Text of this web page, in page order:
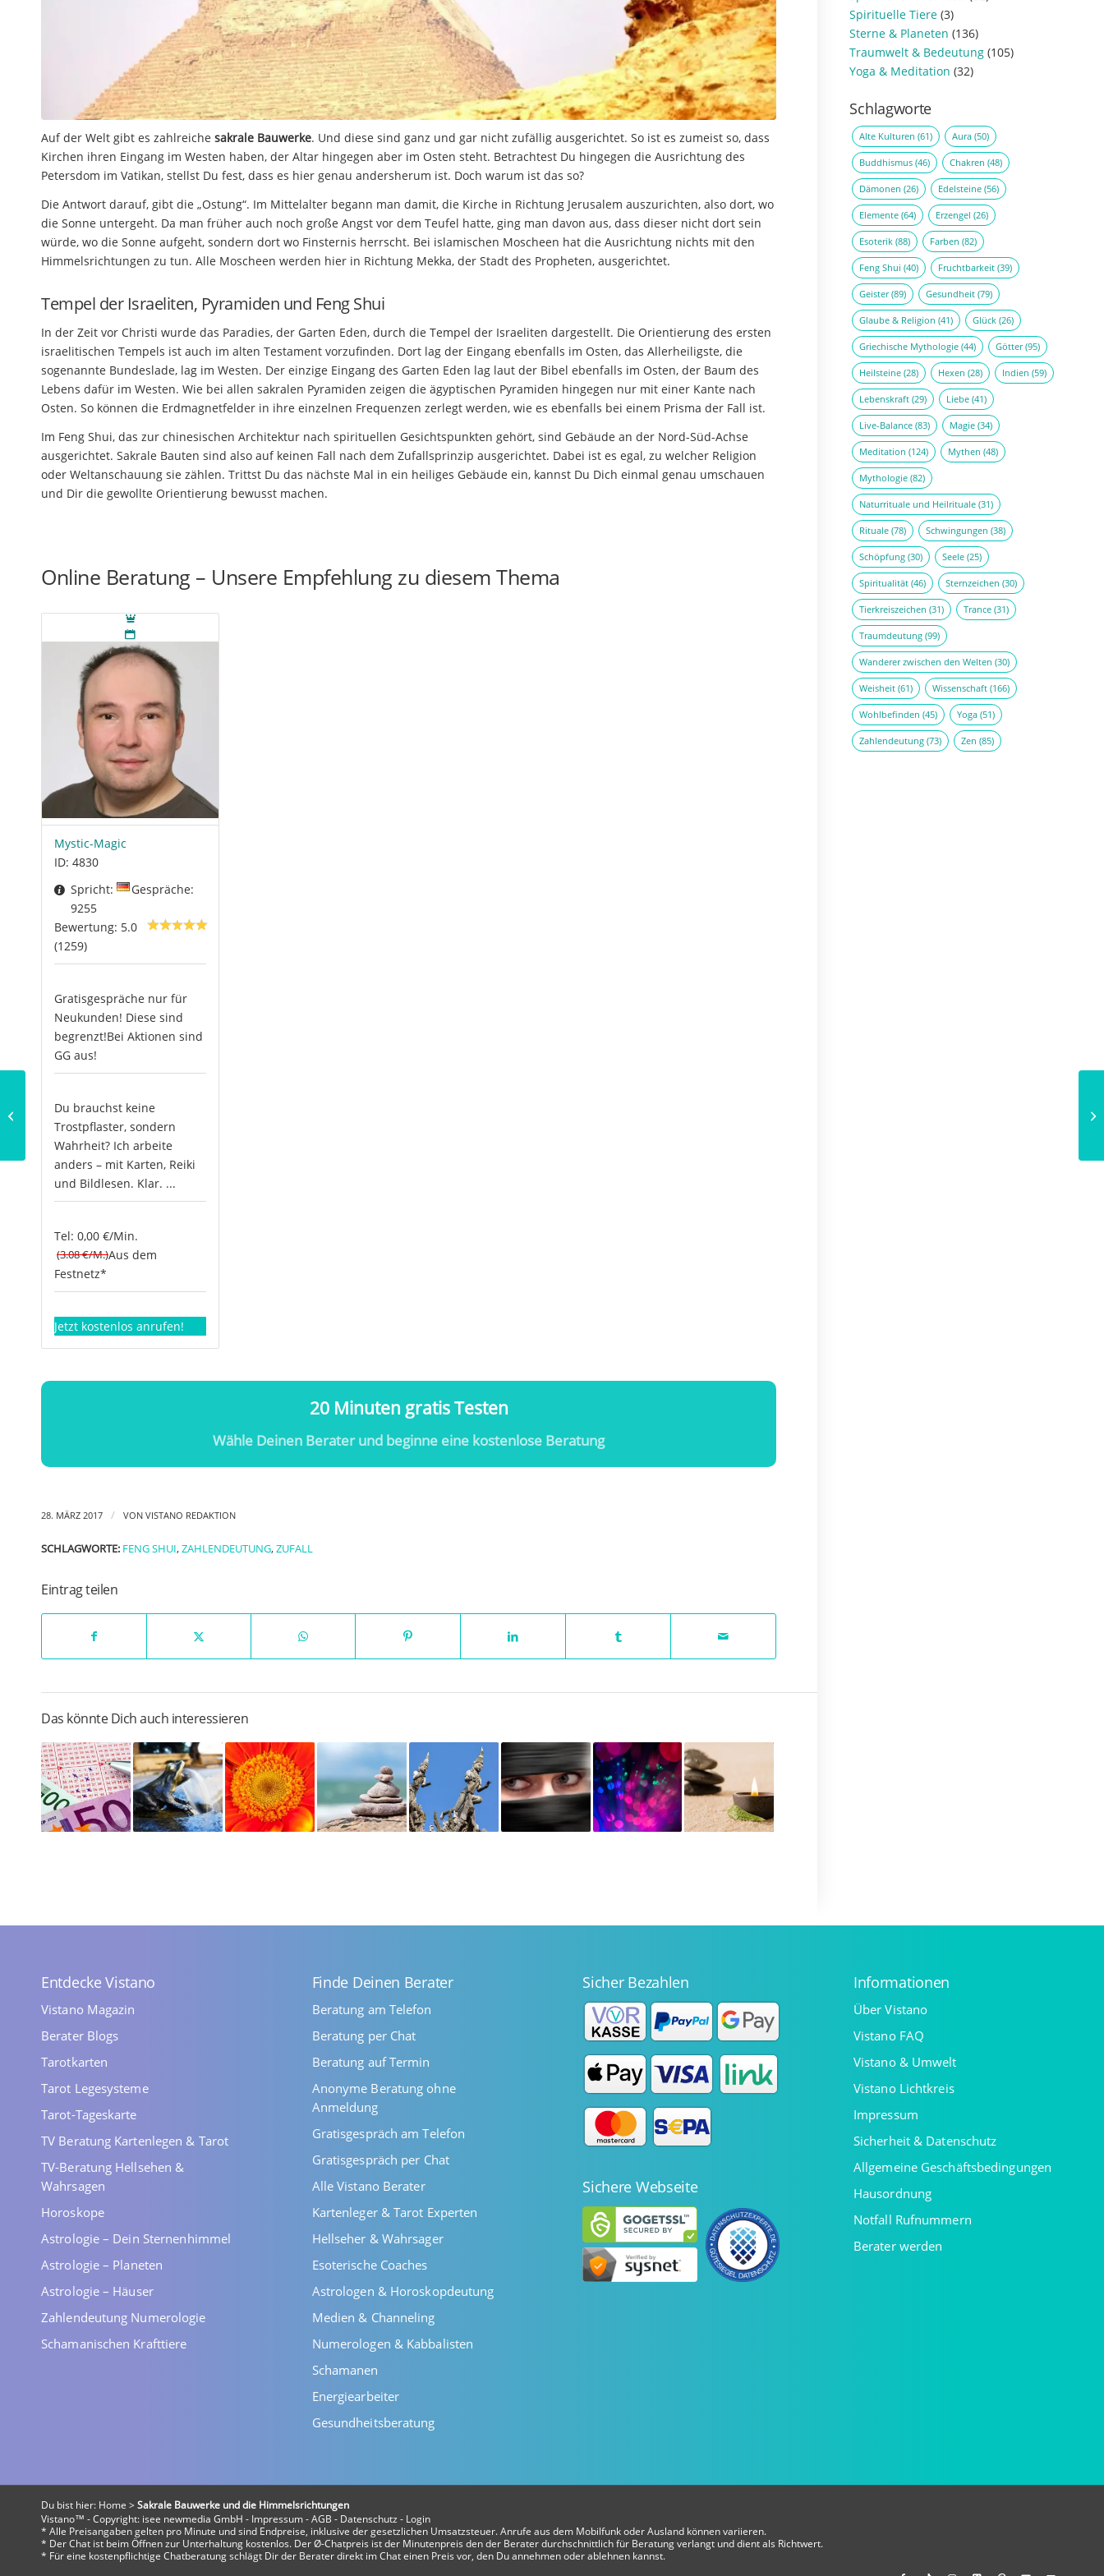
Auf der Welt gibt es zahlreiche sakrale Bauwerke. Und diese sind ganz und gar nicht zufällig ausgerichtet. So ist es zumeist so, dass
Kirchen ihren Eingang im Westen haben, der Altar hingegen aber im Osten steht. Betrachtest Du hingegen die Ausrichtung des
Petersdom im Vatikan, stellst Du fest, dass es hier genau andersherum ist. Doch warum ist das so?
Die Antwort darauf, gibt die „Ostung“. Im Mittelalter begann man damit, die Kirche in Richtung Jerusalem auszurichten, also dort, wo
die Sonne untergeht. Da man früher auch noch große Angst vor dem Teufel hatte, ging man davon aus, dass dieser nicht dort sein
würde, wo die Sonne aufgeht, sondern dort wo Finsternis herrscht. Bei islamischen Moscheen hat die Ausrichtung nichts mit den
Himmelsrichtungen zu tun. Alle Moscheen werden hier in Richtung Mekka, der Stadt des Propheten, ausgerichtet.
Tempel der Israeliten, Pyramiden und Feng Shui
In der Zeit vor Christi wurde das Paradies, der Garten Eden, durch die Tempel der Israeliten dargestellt. Die Orientierung des ersten
israelitischen Tempels ist auch im alten Testament vorzufinden. Dort lag der Eingang ebenfalls im Osten, das Allerheiligste, die
sogenannte Bundeslade, lag im Westen. Der einzige Eingang des Garten Eden lag laut der Bibel ebenfalls im Osten, der Baum des
Lebens dafür im Westen. Wie bei allen sakralen Pyramiden zeigen die ägyptischen Pyramiden hingegen nur mit einer Kante nach
Osten. So können die Erdmagnetfelder in ihre einzelnen Frequenzen zerlegt werden, wie es ebenfalls bei einem Prisma der Fall ist.
Im Feng Shui, das zur chinesischen Architektur nach spirituellen Gesichtspunkten gehört, sind Gebäude an der Nord-Süd-Achse
ausgerichtet. Sakrale Bauten sind also auf keinen Fall nach dem Zufallsprinzip ausgerichtet. Dabei ist es egal, zu welcher Religion
oder Weltanschauung sie zählen. Trittst Du das nächste Mal in ein heiliges Gebäude ein, kannst Du Dich einmal genau umschauen
und Dir die gewollte Orientierung bewusst machen.
Online Beratung – Unsere Empfehlung zu diesem Thema
Mystic-Magic
ID: 4830
Spricht:
Gespräche:
9255
Bewertung: 5.0
(1259)
Gratisgespräche nur für
Neukunden! Diese sind
begrenzt!Bei Aktionen sind
GG aus!
Du brauchst keine
Trostpflaster, sondern
Wahrheit? Ich arbeite
anders – mit Karten, Reiki
und Bildlesen. Klar. ...
Tel: 0,00 €/Min.
(3.08 €/M.)Aus dem
Festnetz*
Jetzt kostenlos anrufen!
20 Minuten gratis Testen
Wähle Deinen Berater und beginne eine kostenlose Beratung
28. MÄRZ 2017 / VON VISTANO REDAKTION
SCHLAGWORTE: FENG SHUI,ZAHLENDEUTUNG,ZUFALL
Eintrag teilen
Das könnte Dich auch interessieren
Spirituelle Tiere (3)
Sterne & Planeten (136)
Traumwelt & Bedeutung (105)
Yoga & Meditation (32)
Schlagworte
Alte Kulturen (61) Aura (50)
Buddhismus (46) Chakren (48)
Dämonen (26) Edelsteine (56)
Elemente (64) Erzengel (26)
Esoterik (88) Farben (82)
Feng Shui (40) Fruchtbarkeit (39)
Geister(89) Gesundheit (79)
Glaube & Religion (41) Glück (26)
Griechische Mythologie (44) Götter(95)
Heilsteine (28) Hexen (28) Indien (59)
Lebenskraft (29) Liebe (41)
Live-Balance (83) Magie (34)
Meditation (124) Mythen (48)
Mythologie (82)
Naturrituale und Heilrituale (31)
Rituale (78) Schwingungen (38)
Schöpfung (30) Seele (25)
Spiritualität (46) Sternzeichen (30)
Tierkreiszeichen (31) Trance (31)
Traumdeutung (99)
Wanderer zwischen den Welten (30)
Weisheit (61) Wissenschaft (166)
Wohlbefinden (45) Yoga (51)
Zahlendeutung (73) Zen (85)
Entdecke Vistano
Vistano Magazin
Berater Blogs
Tarotkarten
Tarot Legesysteme
Tarot-Tageskarte
TV Beratung Kartenlegen & Tarot
TV-Beratung Hellsehen &
Wahrsagen
Horoskope
Astrologie – Dein Sternenhimmel
Astrologie – Planeten
Astrologie – Häuser
Zahlendeutung Numerologie
Schamanischen Krafttiere
Finde Deinen Berater
Beratung am Telefon
Beratung per Chat
Beratung auf Termin
Anonyme Beratung ohne
Anmeldung
Gratisgespräch am Telefon
Gratisgespräch per Chat
Alle Vistano Berater
Kartenleger & Tarot Experten
Hellseher & Wahrsager
Esoterische Coaches
Astrologen & Horoskopdeutung
Medien & Channeling
Numerologen & Kabbalisten
Schamanen
Energiearbeiter
Gesundheitsberatung
Sicher Bezahlen
Sichere Webseite
Informationen
Über Vistano
Vistano FAQ
Vistano & Umwelt
Vistano Lichtkreis
Impressum
Sicherheit & Datenschutz
Allgemeine Geschäftsbedingungen
Hausordnung
Notfall Rufnummern
Berater werden
Du bist hier: Home > Sakrale Bauwerke und die Himmelsrichtungen
Vistano™ - Copyright: isee newmedia GmbH - Impressum-AGB - Datenschutz - Login
* Alle Preisangaben gelten pro Minute und sind Endpreise, inklusive der gesetzlichen Umsatzsteuer. Anrufe aus dem Mobilfunk oder Ausland können variieren.
* Der Chat ist beim Öffnen zur Unterhaltung kostenlos. Der Ø-Chatpreis ist der Minutenpreis den der Berater durchschnittlich für Beratung verlangt und dient als Richtwert.
* Für eine kostenpflichtige Chatberatung schlägt Dir der Berater direkt im Chat einen Preis vor, den Du annehmen oder ablehnen kannst.
Edelsteine und ihre
Wirkung: Honigcalcit